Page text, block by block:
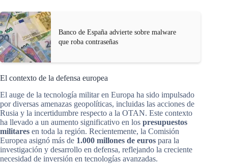
Banco de España advierte sobre malware
que roba contraseñas
El contexto de la defensa europea
El auge de la tecnología militar en Europa ha sido impulsado
por diversas amenazas geopolíticas, incluidas las acciones de
Rusia y la incertidumbre respecto a la OTAN. Este contexto
ha llevado a un aumento significativo en los presupuestos
militares en toda la región. Recientemente, la Comisión
Europea asignó más de 1.000 millones de euros para la
investigación y desarrollo en defensa, reflejando la creciente
necesidad de inversión en tecnologías avanzadas.